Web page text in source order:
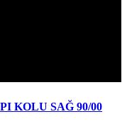
KOLU SAĞ 90/00